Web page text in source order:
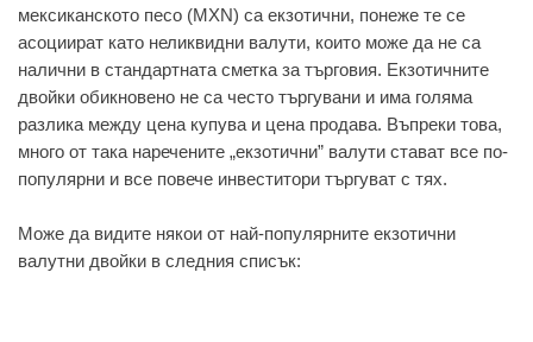
мексиканското песо (MXN) са екзотични, понеже те се
асоциират като неликвидни валути, които може да не са
налични в стандартната сметка за търговия. Екзотичните
двойки обикновено не са често търгувани и има голяма
разлика между цена купува и цена продава. Въпреки това,
много от така наречените „екзотични” валути стават все по-
популярни и все повече инвеститори търгуват с тях.
Може да видите някои от най-популярните екзотични
валутни двойки в следния списък: